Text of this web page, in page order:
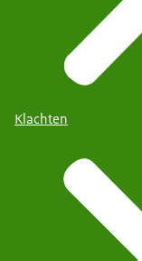
Klachten